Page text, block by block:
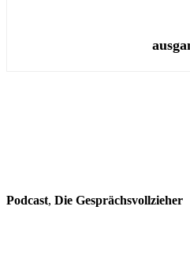
Podcast, Die Gesprächsvollzieher